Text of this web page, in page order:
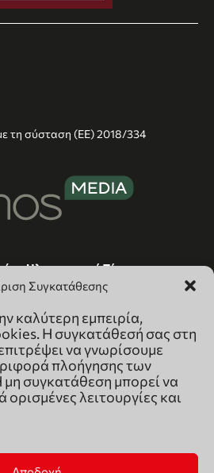
Συγκατάθεσης
καλύτερη εμπειρία,
Η συγκατάθεσή σας στη
να γνωρίσουμε
πλοήγησης των
συγκατάθεση μπορεί να
ορισμένες λειτουργίες και
τη σύσταση (ΕΕ) 2018/334
Ηλεκτρονικού Τύπου
(242221)